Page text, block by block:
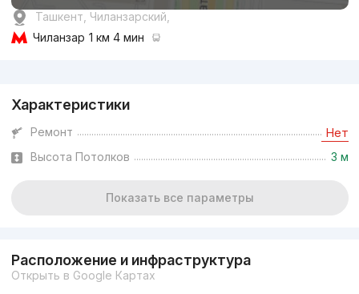
Ташкент, Чиланзарский,
Чиланзар 1 км 4 мин
Характеристики
Ремонт Нет
Высота Потолков 3 м
Показать все параметры
Расположение и инфраструктура
Открыть в Google Картах